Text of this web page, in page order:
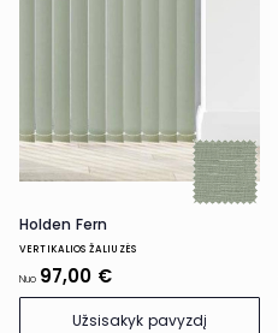
Holden Fern
VERTIKALIOS ŽALIUZĖS
Nuo 97,00 €
Užsisakyk pavyzdį